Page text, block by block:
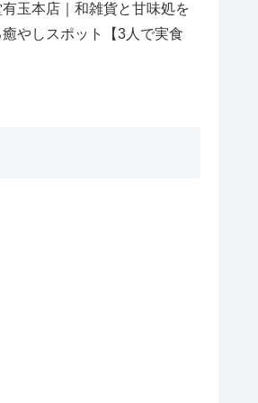
玉本店｜和雑貨と甘味処を
やしスポット【3人で実食